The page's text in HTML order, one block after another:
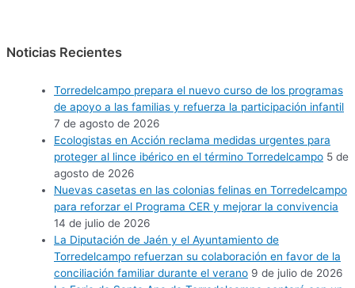
Noticias Recientes
Torredelcampo prepara el nuevo curso de los programas
de apoyo a las familias y refuerza la participación infantil
7 de agosto de 2026
Ecologistas en Acción reclama medidas urgentes para
proteger al lince ibérico en el término Torredelcampo 5 de
agosto de 2026
Nuevas casetas en las colonias felinas en Torredelcampo
para reforzar el Programa CER y mejorar la convivencia
14 de julio de 2026
La Diputación de Jaén y el Ayuntamiento de
Torredelcampo refuerzan su colaboración en favor de la
conciliación familiar durante el verano 9 de julio de 2026